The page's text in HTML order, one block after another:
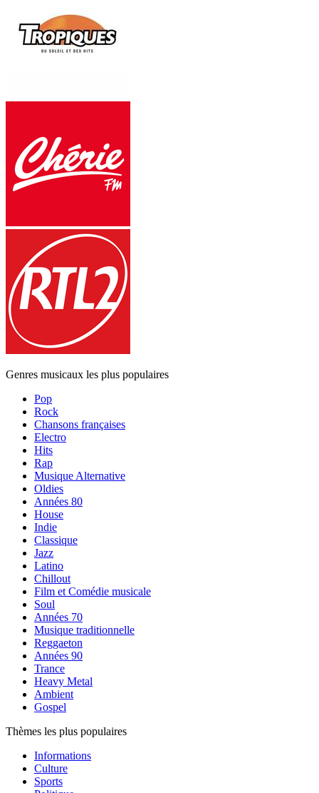
Genres musicaux les plus populaires
Pop
Rock
Chansons françaises
Electro
Hits
Rap
Musique Alternative
Oldies
Années 80
House
Indie
Classique
Jazz
Latino
Chillout
Film et Comédie musicale
Soul
Années 70
Musique traditionnelle
Reggaeton
Années 90
Trance
Heavy Metal
Ambient
Gospel
Thèmes les plus populaires
Informations
Culture
Sports